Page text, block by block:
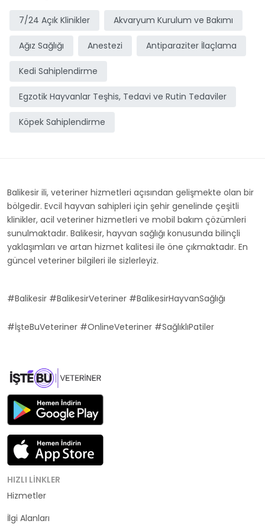
7/24 Açık Klinikler Akvaryum Kurulum ve Bakımı
Ağız Sağlığı Anestezi Antiparaziter İlaçlama
Kedi Sahiplendirme
Egzotik Hayvanlar Teşhis, Tedavi ve Rutin Tedaviler
Köpek Sahiplendirme
Balikesir ili, veteriner hizmetleri açısından gelişmekte olan bir
bölgedir. Evcil hayvan sahipleri için şehir genelinde çeşitli
klinikler, acil veteriner hizmetleri ve mobil bakım çözümleri
sunulmaktadır. Balikesir, hayvan sağlığı konusunda bilinçli
yaklaşımları ve artan hizmet kalitesi ile öne çıkmaktadır. En
güncel veteriner bilgileri ile sizlerleyiz.
#Balikesir #BalikesirVeteriner #BalikesirHayvanSağlığı
#İşteBuVeteriner #OnlineVeteriner #SağlıklıPatiler
HIZLI LINKLER
Hizmetler
İlgi Alanları